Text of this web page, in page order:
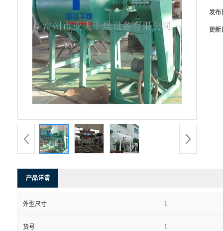
发布
更新
产品详请
外型尺寸 1
货号 1